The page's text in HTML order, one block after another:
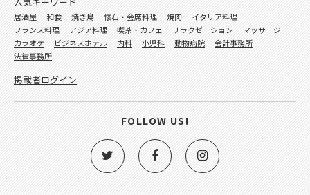
居酒屋 和食 焼き鳥 懐石・会席料理 焼肉
イタリア料理
フランス料理
アジア料理 喫茶・カフェ リラクゼーション
マッサージ
カラオケ
ビジネスホテル 内科 小児科 動物病院
会計事務所
法律事務所
掲載者ログイン
FOLLOW US!